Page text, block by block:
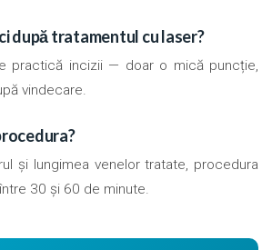
după tratamentul cu laser?
practică incizii — doar o mică puncție,
vindecare.
și lungimea venelor tratate, procedura
30 și 60 de minute.